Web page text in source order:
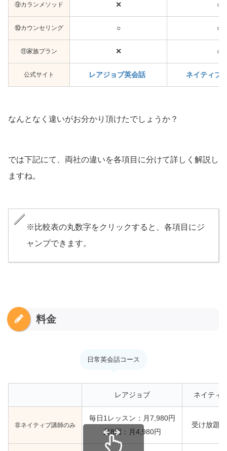
⑨カランメソッド ✕ ○
⑩カウンセリング ○ ○
⑪家族プラン ✕ ○
公式サイト レアジョブ英会話 ネイティブ
なんとなく違いがお分かり頂けたでしょうか？
では下記にて、両社の違いを各項目に分けて詳しく解説し
ますね。
※比較表の丸数字をクリックすると、各項目にジ
ャンプできます。
料金
日常英会話コース
レアジョブ ネイティ
非ネイティブ講師のみ
毎日1レッスン：月7,980円
月8回：月4,980円
受け放題